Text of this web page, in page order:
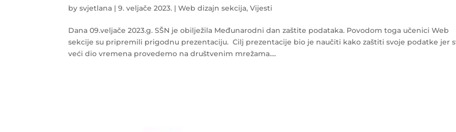
bysvjetlana |9. veljače 2023. |Web dizajn sekcija,Vijesti
Dana 09.veljače 2023.g. SŠN je obilježila Međunarodni dan zaštite podataka. Povodom toga učenici Web
sekcije su pripremili prigodnu prezentaciju. Cilj prezentacije bio je naučiti kako zaštiti svoje podatke jer
veći dio vremena provedemo na društvenim mrežama....